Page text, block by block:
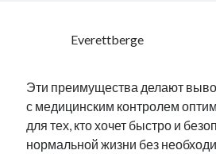
Everettberge
Эти преимущества делают
с медицинским контролем
для тех, кто хочет быстро и
нормальной жизни без